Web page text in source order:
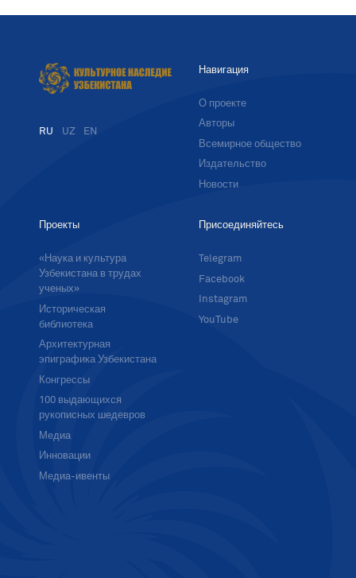
RU UZ EN
Навигация
О проекте
Авторы
Всемирное общество
Издательство
Новости
Проекты
«Наука и культура
Узбекистана в трудах
ученых»
Историческая
библиотека
Архитектурная
эпиграфика Узбекистана
Конгрессы
100 выдающихся
рукописных шедевров
Медиа
Инновации
Медиа-ивенты
Присоединяйтесь
Telegram
Facebook
Instagram
YouTube